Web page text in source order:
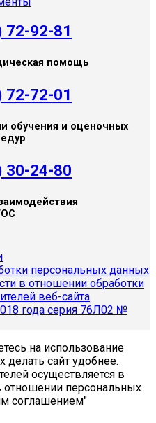
72-92-81
помощь
72-72-01
обучения и оценочных
30-24-80
персональных данных
в отношении обработки
веб-сайта
года серия 76Л02 №
на использование
сайт удобнее.
осуществляется в
отношении персональных
соглашением"